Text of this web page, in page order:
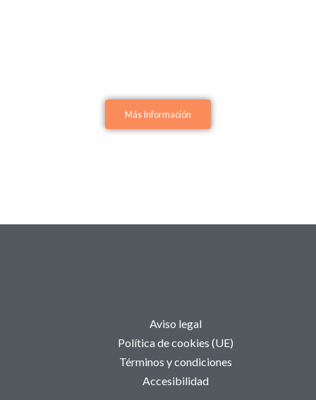
Más Información
Aviso legal
Política de cookies (UE)
Términos y condiciones
Accesibilidad